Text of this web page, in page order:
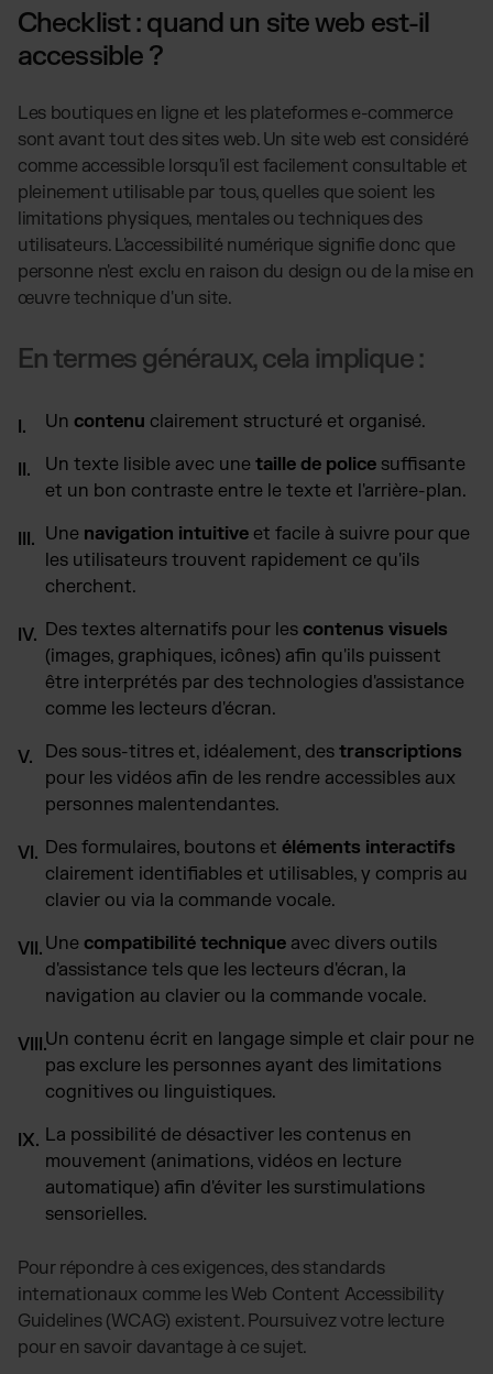
Checklist : quand un site web est-il
accessible ?
Les boutiques en ligne et les plateformes e-commerce
sont avant tout des sites web. Un site web est considéré
comme accessible lorsqu'il est facilement consultable et
pleinement utilisable par tous, quelles que soient les
limitations physiques, mentales ou techniques des
utilisateurs. L'accessibilité numérique signifie donc que
personne n'est exclu en raison du design ou de la mise en
œuvre technique d'un site.
En termes généraux, cela implique :
Un contenu clairement structuré et organisé.
Un texte lisible avec une taille de police suffisante
et un bon contraste entre le texte et l'arrière-plan.
Une navigation intuitive et facile à suivre pour que
les utilisateurs trouvent rapidement ce qu'ils
cherchent.
Des textes alternatifs pour les contenus visuels
(images, graphiques, icônes) afin qu'ils puissent
être interprétés par des technologies d'assistance
comme les lecteurs d'écran.
Des sous-titres et, idéalement, des transcriptions
pour les vidéos afin de les rendre accessibles aux
personnes malentendantes.
Des formulaires, boutons et éléments interactifs
clairement identifiables et utilisables, y compris au
clavier ou via la commande vocale.
Une compatibilité technique avec divers outils
d'assistance tels que les lecteurs d'écran, la
navigation au clavier ou la commande vocale.
Un contenu écrit en langage simple et clair pour ne
pas exclure les personnes ayant des limitations
cognitives ou linguistiques.
La possibilité de désactiver les contenus en
mouvement (animations, vidéos en lecture
automatique) afin d'éviter les surstimulations
sensorielles.
Pour répondre à ces exigences, des standards
internationaux comme les Web Content Accessibility
Guidelines (WCAG) existent. Poursuivez votre lecture
pour en savoir davantage à ce sujet.